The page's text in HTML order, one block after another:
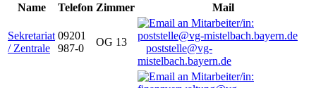
Name
Telefon Zimmer Mail
Sekretariat
/ Zentrale
09201
987-0
OG 13
poststelle@vg-
mistelbach.bayern.de